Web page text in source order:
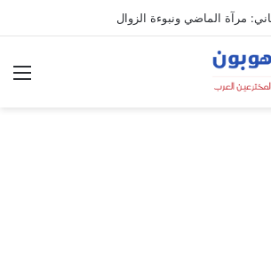
مرآة الماضي ونبوءة الزوال